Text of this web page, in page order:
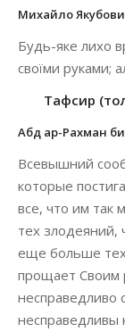
Михайло
Будь-яке лихо
своїми руками;
Тафсир
Абд ар-Рахман
Всевышний
которые
все, что им так
тех злодеяний,
еще больше тех
прощает Своим
несправедливо
несправедливы